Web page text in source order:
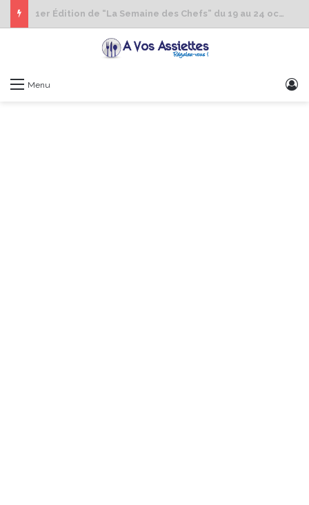
1er Édition de “La Semaine des Chefs” du 19 au 24 octobre 2026
Menu